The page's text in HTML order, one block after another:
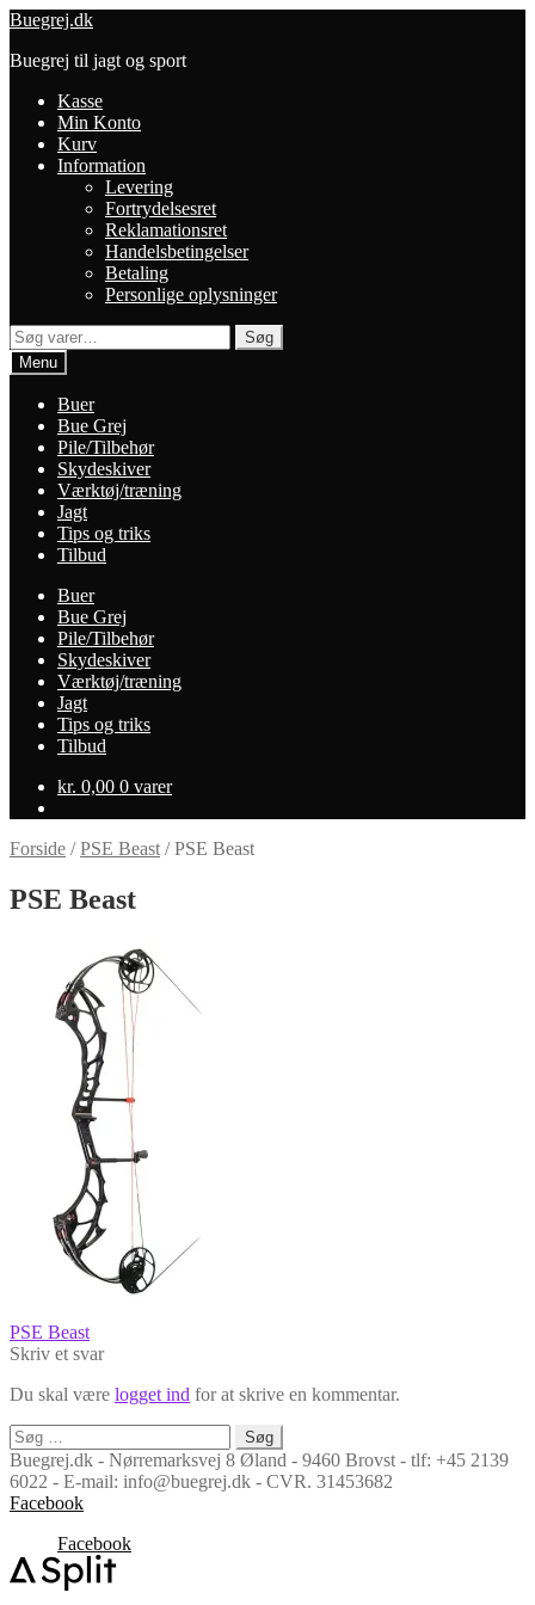
Spring
navigation
Spring
indhold
Buegrej.dk
Buegrej til jagt og sport
Kasse
Min Konto
Kurv
Information
Levering
Fortrydelsesret
Reklamationsret
Handelsbetingelser
Betaling
Personlige oplysninger
Søg
efter:
Søg
Menu
Buer
Bue Grej
Pile/Tilbehør
Skydeskiver
Værktøj/træning
Jagt
Tips og triks
Tilbud
Buer
Bue Grej
Pile/Tilbehør
Skydeskiver
Værktøj/træning
Jagt
Tips og triks
Tilbud
kr. 0,00 0 varer
Forside /PSE Beast /PSE Beast
PSE Beast
Indlægsnavigation
Forrige
indlæg:
PSE Beast
Skriv et svar
Du skal være logget ind for at skrive en kommentar.
Søg
efter:
Buegrej.dk - Nørremarksvej 8 Øland - 9460 Brovst - tlf: +45 2139
6022 - E-mail: info@buegrej.dk - CVR. 31453682
Facebook
Facebook